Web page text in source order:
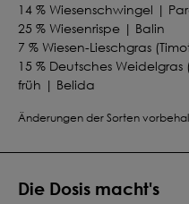
14 % Wiesenschwingel |
25 % Wiesenrispe | Balin
7 % Wiesen-Lieschgras
15 % Deutsches
früh | Belida
11 % Weißklee | Klondike
Änderungen der Sorten
Die Dosis macht's